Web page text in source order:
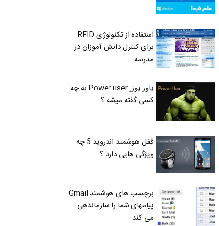
استفاده از تکنولوژی RFID
برای کنترل دانش آموزان در
مدرسه
پاور یوزر Power user به چه
کسی گفته میشه ؟
قفل هوشمند اندروید 5 چه
ویژگی هایی دارد ؟
برچسب های هوشمند Gmail
پیامهای شما را سازماندهی
می کند